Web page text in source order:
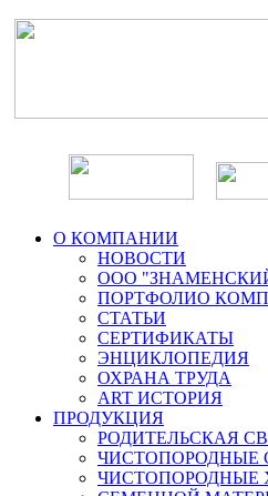
О КОМПАНИИ
НОВОСТИ
ООО
ПОРТФОЛИО
СТАТЬИ
СЕРТИФИКАТЫ
ЭНЦИКЛОПЕДИЯ
ОХРАНА ТРУДА
ART ИСТОРИЯ
ПРОДУКЦИЯ
РОДИТЕЛЬСКАЯ
ЧИСТОПОРОДНЫЕ
ЧИСТОПОРОДНЫЕ